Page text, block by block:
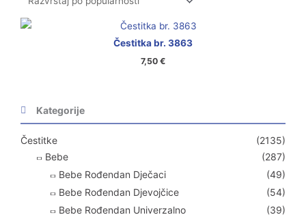
Kategorije
Čestitke
(2135)
Bebe
(287)
Bebe Rođendan Dječaci
(49)
Bebe Rođendan Djevojčice
(54)
Bebe Rođendan Univerzalno
(39)
Čestitka br. 3863
7,50 €